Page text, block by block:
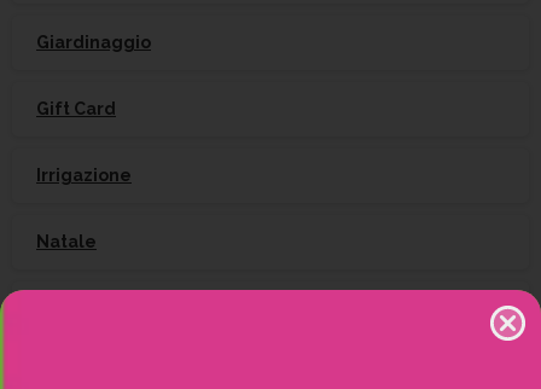
Giardinaggio
Gift Card
Irrigazione
Natale